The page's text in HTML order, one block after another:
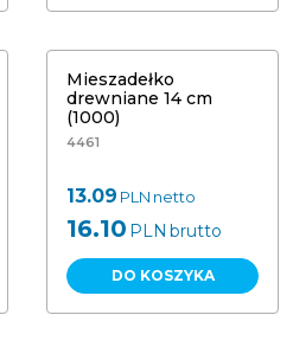
Mieszadełko
drewniane 14 cm
(1000)
4461
13.09 PLN netto
16.10 PLN brutto
DO KOSZYKA